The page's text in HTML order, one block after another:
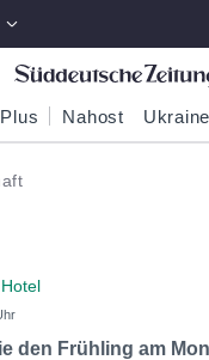
Nahost Ukraine
den Frühling am